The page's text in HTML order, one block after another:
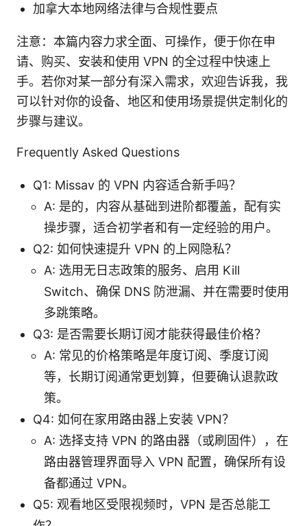
加拿大本地网络法律与合规性要点
注意：本篇内容力求全面、可操作，便于你在申
请、购买、安装和使用 VPN 的全过程中快速上
手。若你对某一部分有深入需求，欢迎告诉我，我
可以针对你的设备、地区和使用场景提供定制化的
步骤与建议。
Frequently Asked Questions
Q1: Missav 的 VPN 内容适合新手吗？
A: 是的，内容从基础到进阶都覆盖，配有实
操步骤，适合初学者和有一定经验的用户。
Q2: 如何快速提升 VPN 的上网隐私？
A: 选用无日志政策的服务、启用 Kill
Switch、确保 DNS 防泄漏、并在需要时使用
多跳策略。
Q3: 是否需要长期订阅才能获得最佳价格？
A: 常见的价格策略是年度订阅、季度订阅
等，长期订阅通常更划算，但要确认退款政
策。
Q4: 如何在家用路由器上安装 VPN？
A: 选择支持 VPN 的路由器（或刷固件），在
路由器管理界面导入 VPN 配置，确保所有设
备都通过 VPN。
Q5: 观看地区受限视频时，VPN 是否总能工